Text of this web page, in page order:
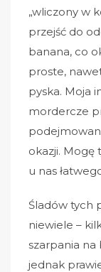
„wliczony w
przejść do
banana, co
proste,
pyska. Moja
mordercze
okazji. Mogę
u nas
Śladów tych
niewiele –
szarpania na
jednak